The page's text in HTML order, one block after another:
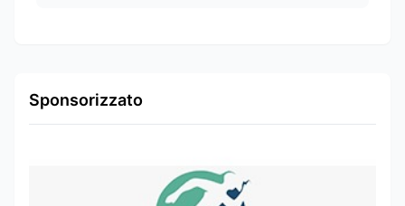
Sponsorizzato